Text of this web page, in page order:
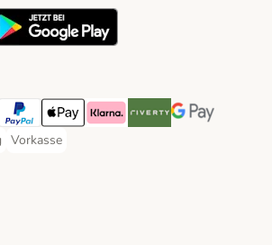
Method
Payment Method
PayPal Payment Method
Apple Pay Payment Method
Klarna Payment Method
Riverty Payment Method
Google Pay
Method
Vorkasse
Vorkasse Payment Method